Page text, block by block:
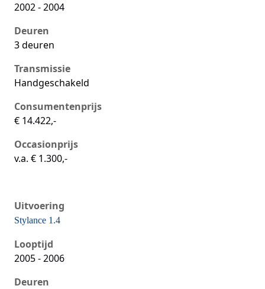
2002 - 2004
Deuren
3 deuren
Transmissie
Handgeschakeld
Consumentenprijs
€ 14.422,-
Occasionprijs
v.a. € 1.300,-
Uitvoering
Seat Ibiza iii, 1.4, 55 kW, Benzine, 3 deuren
Stylance 1.4
Looptijd
2005 - 2006
Deuren